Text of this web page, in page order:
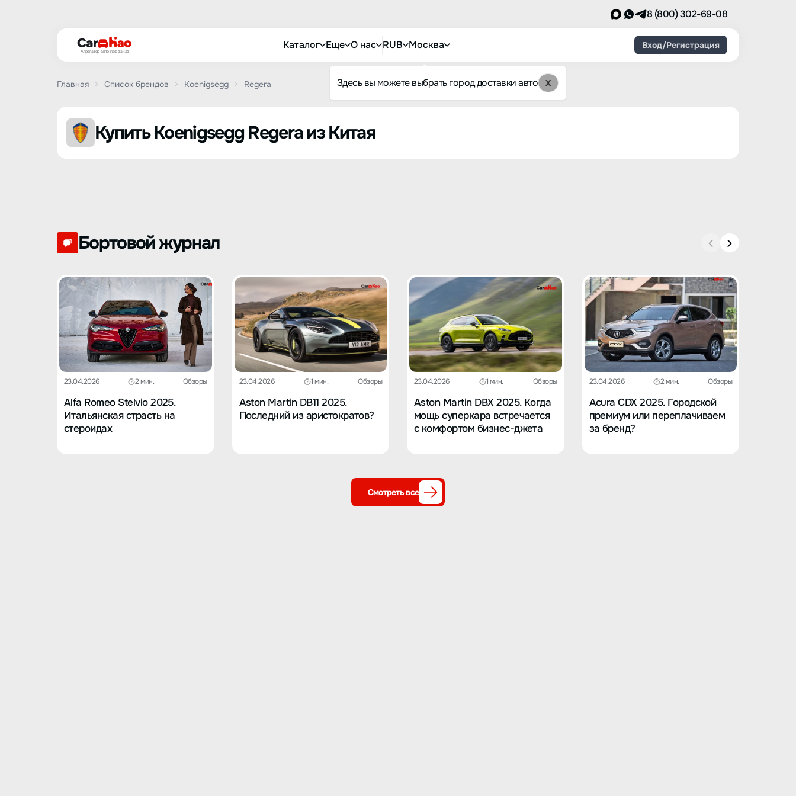
8 (800) 302-69-08
Агрегатор авто под заказ
Каталог Еще О нас RUB Москва
Здесь вы можете выбрать город доставки авто X
Вход/Регистрация
Главная Список брендов Koenigsegg Regera
Купить Koenigsegg Regera из Китая
Бортовой журнал
23.04.2026 2 мин. Обзоры
Alfa Romeo Stelvio 2025.
Итальянская страсть на
стероидах
23.04.2026 1 мин. Обзоры
Aston Martin DB11 2025.
Последний из аристократов?
23.04.2026 1 мин. Обзоры
Aston Martin DBX 2025. Когда
мощь суперкара встречается
с комфортом бизнес-джета
23.04.2026 2 мин. Обзоры
Acura CDX 2025. Городской
премиум или переплачиваем
за бренд?
Смотреть все